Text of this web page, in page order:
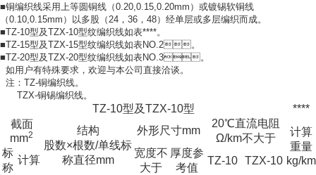
■铜编织线采用上等圆铜线（0.20,0.15,0.20mm）或镀锡软铜线
（0.10,0.15mm）以多股（24，36，48）经单层或多层编织而成。
■TZ-10型及TZX-10型纹编织线如表****。
■TZ-15型及TZX-15型纹编织线如表NO.2。
■TZ-20型及TZX-20型纹编织线如表NO.3。
如用户有特殊要求，欢迎与本公司直接洽谈。
注：TZ-铜编织线。
TZX-铜锡编织线。
TZ-10型及TZX-10型
****
截面
mm2
结构
股数×根数/单线标
称直径mm
外形尺寸mm
20℃直流电阻
Ω/km不大于
计算
重量
kg/km
标
称
计算
宽度不
大于
厚度参
考值
TZ-10 TZX-10